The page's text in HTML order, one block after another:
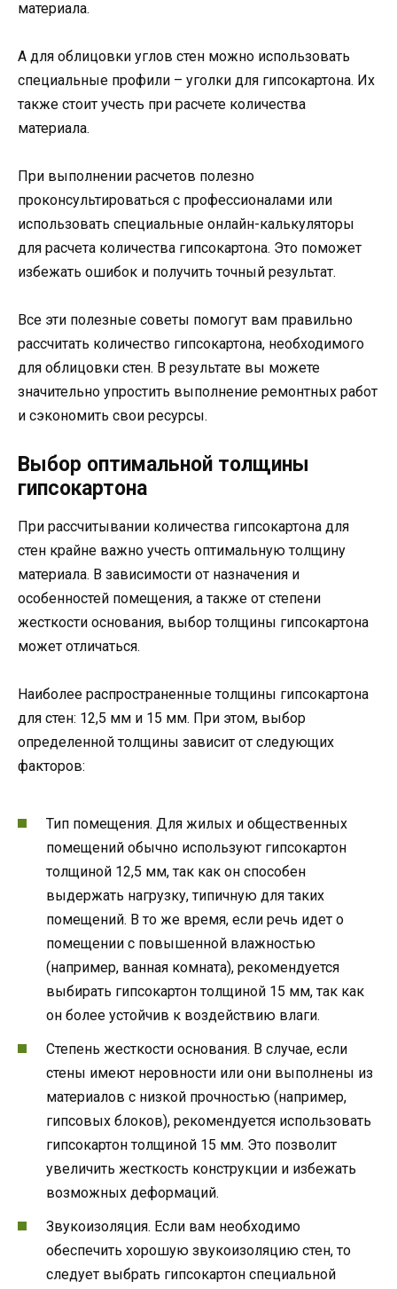
материала.
А для облицовки углов стен можно использовать
специальные профили – уголки для гипсокартона. Их
также стоит учесть при расчете количества
материала.
При выполнении расчетов полезно
проконсультироваться с профессионалами или
использовать специальные онлайн-калькуляторы
для расчета количества гипсокартона. Это поможет
избежать ошибок и получить точный результат.
Все эти полезные советы помогут вам правильно
рассчитать количество гипсокартона, необходимого
для облицовки стен. В результате вы можете
значительно упростить выполнение ремонтных работ
и сэкономить свои ресурсы.
Выбор оптимальной толщины
гипсокартона
При рассчитывании количества гипсокартона для
стен крайне важно учесть оптимальную толщину
материала. В зависимости от назначения и
особенностей помещения, а также от степени
жесткости основания, выбор толщины гипсокартона
может отличаться.
Наиболее распространенные толщины гипсокартона
для стен: 12,5 мм и 15 мм. При этом, выбор
определенной толщины зависит от следующих
факторов:
Тип помещения. Для жилых и общественных
помещений обычно используют гипсокартон
толщиной 12,5 мм, так как он способен
выдержать нагрузку, типичную для таких
помещений. В то же время, если речь идет о
помещении с повышенной влажностью
(например, ванная комната), рекомендуется
выбирать гипсокартон толщиной 15 мм, так как
он более устойчив к воздействию влаги.
Степень жесткости основания. В случае, если
стены имеют неровности или они выполнены из
материалов с низкой прочностью (например,
гипсовых блоков), рекомендуется использовать
гипсокартон толщиной 15 мм. Это позволит
увеличить жесткость конструкции и избежать
возможных деформаций.
Звукоизоляция. Если вам необходимо
обеспечить хорошую звукоизоляцию стен, то
следует выбрать гипсокартон специальной